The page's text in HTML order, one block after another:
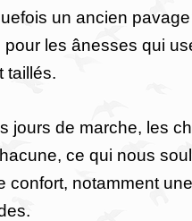
un ancien
les ânesses qui
taillés.
jours de marche, les
ce qui nous
confort, notamment